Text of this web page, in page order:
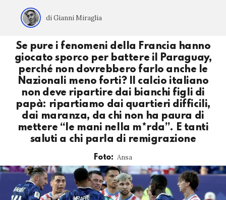
di Gianni Miraglia
Se pure i fenomeni della Francia hanno
giocato sporco per battere il Paraguay,
perché non dovrebbero farlo anche le
Nazionali meno forti? Il calcio italiano
non deve ripartire dai bianchi figli di
papà: ripartiamo dai quartieri difficili,
dai maranza, da chi non ha paura di
mettere “le mani nella m*rda”. E tanti
saluti a chi parla di remigrazione
Foto: Ansa